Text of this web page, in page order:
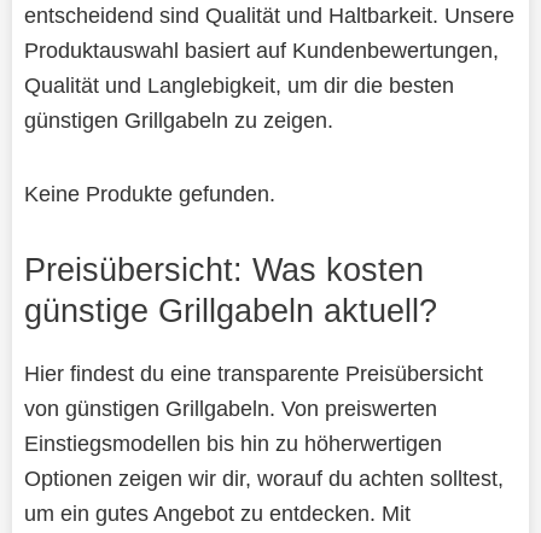
entscheidend sind Qualität und Haltbarkeit. Unsere
Produktauswahl basiert auf Kundenbewertungen,
Qualität und Langlebigkeit, um dir die besten
günstigen Grillgabeln zu zeigen.
Keine Produkte gefunden.
Preisübersicht: Was kosten
günstige Grillgabeln aktuell?
Hier findest du eine transparente Preisübersicht
von günstigen Grillgabeln. Von preiswerten
Einstiegsmodellen bis hin zu höherwertigen
Optionen zeigen wir dir, worauf du achten solltest,
um ein gutes Angebot zu entdecken. Mit